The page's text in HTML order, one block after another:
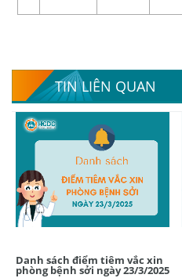
TIN LIÊN QUAN
Danh sách điểm tiêm vắc xin
phòng bệnh sởi ngày 23/3/2025